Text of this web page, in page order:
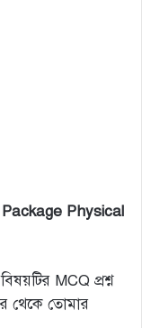
Physical
MCQ প্রশ্ন
থেকে তোমার